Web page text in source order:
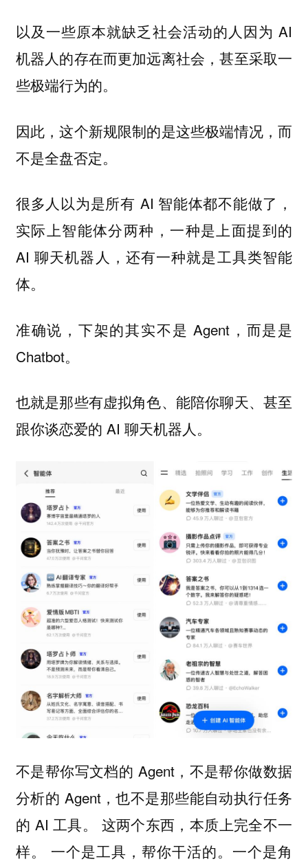
以及一些原本就缺乏社会活动的人因为 AI
机器人的存在而更加远离社会，甚至采取一
些极端行为的。
因此，这个新规限制的是这些极端情况，而
不是全盘否定。
很多人以为是所有 AI 智能体都不能做了，
实际上智能体分两种，一种是上面提到的
AI 聊天机器人，还有一种就是工具类智能
体。
准确说，下架的其实不是 Agent，而是是
Chatbot。
也就是那些有虚拟角色、能陪你聊天、甚至
跟你谈恋爱的 AI 聊天机器人。
不是帮你写文档的 Agent，不是帮你做数据
分析的 Agent，也不是那些能自动执行任务
的 AI 工具。 这两个东西，本质上完全不一
样。 一个是工具，帮你干活的。一个是角